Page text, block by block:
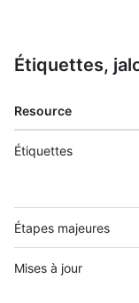
Étiquettes,
Resource
Étiquettes
Étapes majeures
Mises à jour